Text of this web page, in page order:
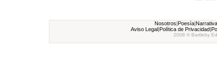
Nosotros|Poesía|Narrativa
Aviso Legal|Política de Privacidad|
2008 © Bartleby